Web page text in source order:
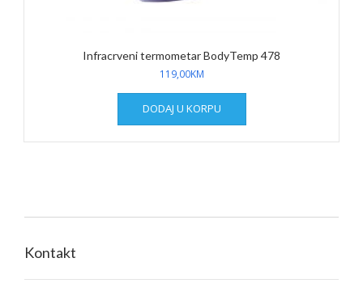
Infracrveni termometar BodyTemp 478
119,00KM
DODAJ U KORPU
Kontakt